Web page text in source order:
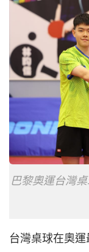
巴黎奧運台灣
台灣桌球在奧